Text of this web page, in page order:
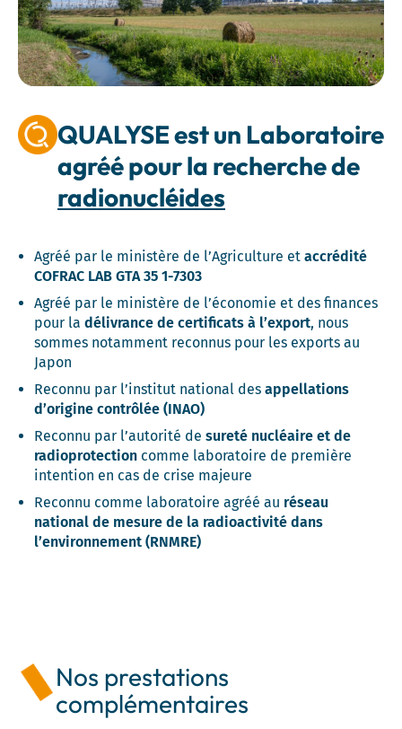
QUALYSE est un Laboratoire
agréé pour la recherche de
radionucléides
Agréé par le ministère de l’Agriculture et accrédité
COFRAC LAB GTA 35 1-7303
Agréé par le ministère de l’économie et des finances
pour la délivrance de certificats à l’export, nous
sommes notamment reconnus pour les exports au
Japon
Reconnu par l’institut national des appellations
d’origine contrôlée (INAO)
Reconnu par l’autorité de sureté nucléaire et de
radioprotection comme laboratoire de première
intention en cas de crise majeure
Reconnu comme laboratoire agréé au réseau
national de mesure de la radioactivité dans
l’environnement (RNMRE)
Nos prestations
complémentaires